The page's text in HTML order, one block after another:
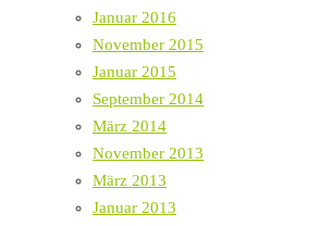
Januar 2016
November 2015
Januar 2015
September 2014
März 2014
November 2013
März 2013
Januar 2013